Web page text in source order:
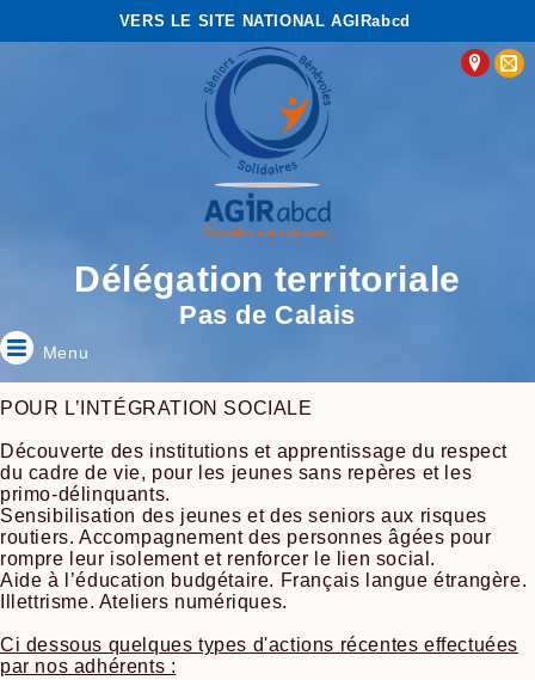
VERS LE SITE NATIONAL AGIRabcd
Délégation territoriale
Pas de Calais
Menu
POUR L’INTÉGRATION SOCIALE
Découverte des institutions et apprentissage du respect
du cadre de vie, pour les jeunes sans repères et les
primo-délinquants.
Sensibilisation des jeunes et des seniors aux risques
routiers. Accompagnement des personnes âgées pour
rompre leur isolement et renforcer le lien social.
Aide à l’éducation budgétaire. Français langue étrangère.
Illettrisme. Ateliers numériques.
Ci dessous quelques types d'actions récentes effectuées
par nos adhérents :